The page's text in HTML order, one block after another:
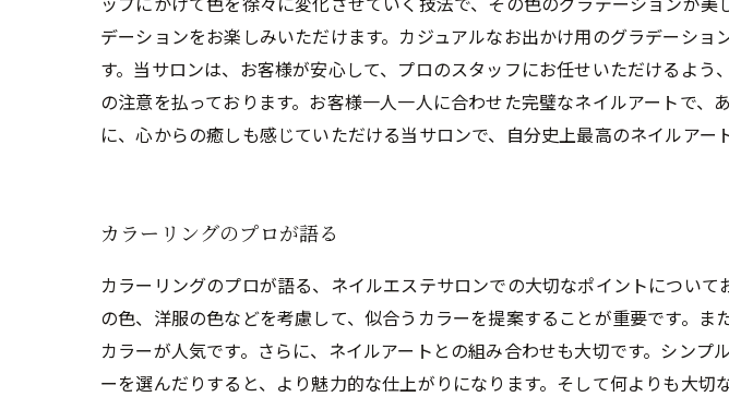
デーションをお楽しみいただけます。カジュアルなお出かけ用のグラデーシ
す。当サロンは、お客様が安心して、プロのスタッフにお任せいただけるよ
の注意を払っております。お客様一人一人に合わせた完璧なネイルアートで
に、心からの癒しも感じていただける当サロンで、自分史上最高のネイルアー
カラーリングのプロが語る
カラーリングのプロが語る、ネイルエステサロンでの大切なポイントについ
の色、洋服の色などを考慮して、似合うカラーを提案することが重要です。
カラーが人気です。さらに、ネイルアートとの組み合わせも大切です。シン
ーを選んだりすると、より魅力的な仕上がりになります。そして何よりも大